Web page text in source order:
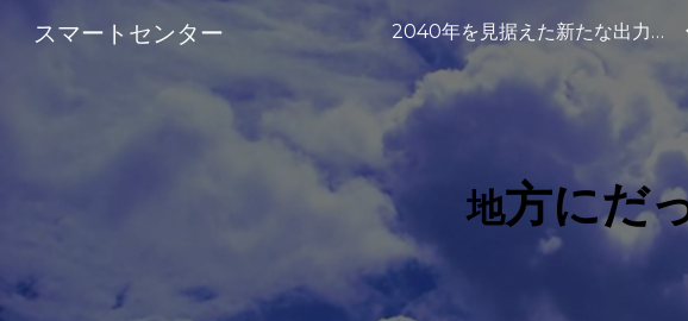
Skip to main content
スマートセンター 2040年を見据えた新たな出力制御のご提案
地方にだ